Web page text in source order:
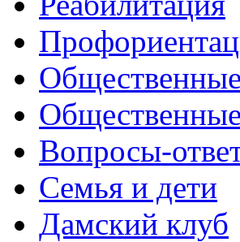
Вопросы-
Семья и дети
Дамский клуб